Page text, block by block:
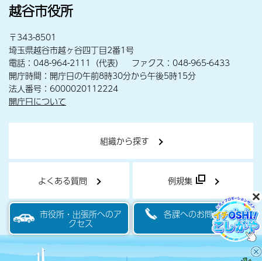
越谷市役所
〒343-8501
埼玉県越谷市越ヶ谷四丁目2番1号
電話：048-964-2111（代表） ファクス：048-965-6433
開庁時間：開庁日の午前8時30分から午後5時15分
法人番号：6000020112224
開庁日について
組織から探す
よくある質問 例規集
市役所・出張所へのア
クセス
各課へのお問い合わせ